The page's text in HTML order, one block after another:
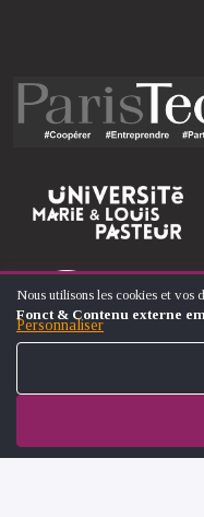
UTILISATION
DES
DONNÉES
DES
Nous utilisons les cookies et vos
Fonct & Contenu externe
Personnaliser